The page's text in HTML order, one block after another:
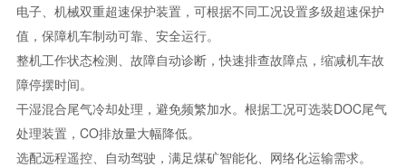
电子、机械双重超速保护装置，可根据不同工况设置多级超速保护
值，保障机车制动可靠、安全运行。
整机工作状态检测、故障自动诊断，快速排查故障点，缩减机车故
障停摆时间。
干湿混合尾气冷却处理，避免频繁加水。根据工况可选装DOC尾气
处理装置，CO排放量大幅降低。
选配远程遥控、自动驾驶，满足煤矿智能化、网络化运输需求。